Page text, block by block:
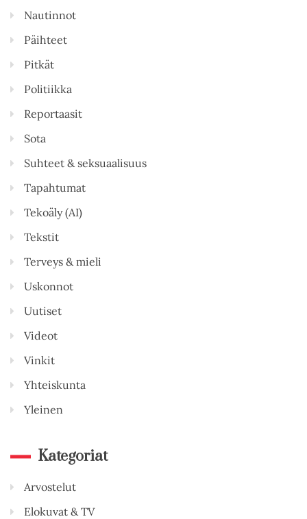
Nautinnot
Päihteet
Pitkät
Politiikka
Reportaasit
Sota
Suhteet & seksuaalisuus
Tapahtumat
Tekoäly (AI)
Tekstit
Terveys & mieli
Uskonnot
Uutiset
Videot
Vinkit
Yhteiskunta
Yleinen
Kategoriat
Arvostelut
Elokuvat & TV